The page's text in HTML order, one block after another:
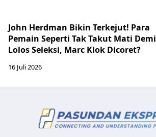
John Herdman Bikin Terkejut! Para
Pemain Seperti Tak Takut Mati Demi
Lolos Seleksi, Marc Klok Dicoret?
16 Juli 2026